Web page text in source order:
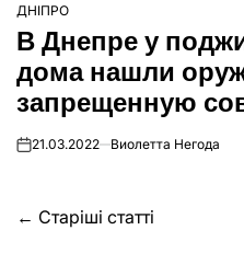
ОПУБЛІКУВАТИ
У
ДНІПРО
В Днепре у
дома нашли
запрещенную
символику
on21.03.2022 Виолетта Негода
Навігація
← Старіші статті